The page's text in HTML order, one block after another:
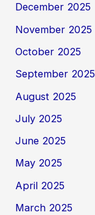
December 2025
November 2025
October 2025
September 2025
August 2025
July 2025
June 2025
May 2025
April 2025
March 2025